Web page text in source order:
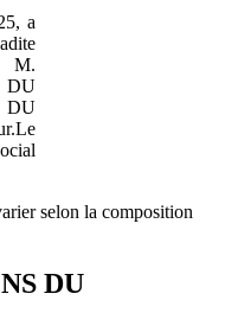
a
M.
DU
DU
selon la composition
DU